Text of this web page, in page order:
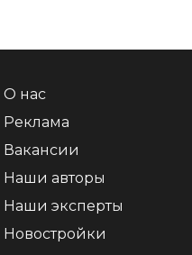
О нас
Реклама
Вакансии
Наши авторы
Наши эксперты
Новостройки